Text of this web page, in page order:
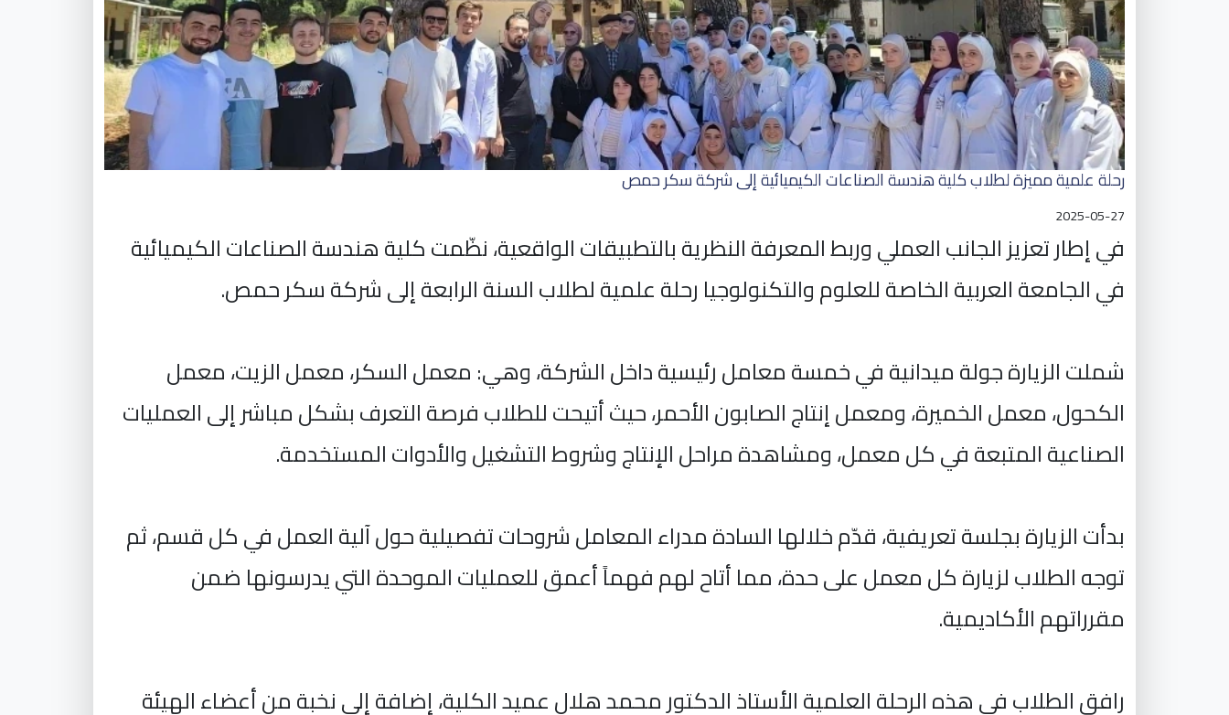
رحلة علمية مميزة لطلاب كلية هندسة الصناعات الكيميائية إلى شركة سكر حمص
2025-05-27
في إطار تعزيز الجانب العملي وربط المعرفة النظرية بالتطبيقات الواقعية، نظّمت كلية هندسة الصناعات الكيميائية
في الجامعة العربية الخاصة للعلوم والتكنولوجيا رحلة علمية لطلاب السنة الرابعة إلى شركة سكر حمص.
شملت الزيارة جولة ميدانية في خمسة معامل رئيسية داخل الشركة، وهي: معمل السكر، معمل الزيت، معمل
الكحول، معمل الخميرة، ومعمل إنتاج الصابون الأحمر، حيث أتيحت للطلاب فرصة التعرف بشكل مباشر إلى العمليات
الصناعية المتبعة في كل معمل، ومشاهدة مراحل الإنتاج وشروط التشغيل والأدوات المستخدمة.
بدأت الزيارة بجلسة تعريفية، قدّم خلالها السادة مدراء المعامل شروحات تفصيلية حول آلية العمل في كل قسم، ثم
توجه الطلاب لزيارة كل معمل على حدة، مما أتاح لهم فهماً أعمق للعمليات الموحدة التي يدرسونها ضمن
مقرراتهم الأكاديمية.
رافق الطلاب في هذه الرحلة العلمية الأستاذ الدكتور محمد هلال عميد الكلية، إضافة إلى نخبة من أعضاء الهيئة